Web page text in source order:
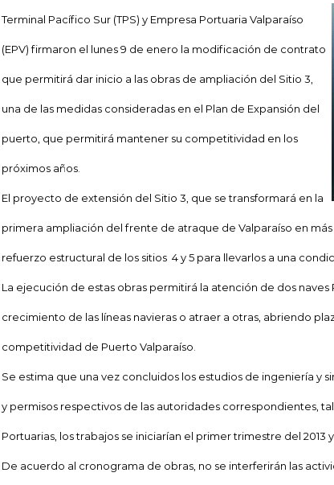
Terminal Pacífico Sur (TPS) y Empresa Portuaria Valparaíso
(EPV) firmaron el lunes 9 de enero la modificación de contrato
que permitirá dar inicio a las obras de ampliación del Sitio 3,
una de las medidas consideradas en el Plan de Expansión del
puerto, que permitirá mantener su competitividad en los
próximos años.
El proyecto de extensión del Sitio 3, que se transformará en la
primera ampliación del frente de atraque de Valparaíso en
refuerzo estructural de los sitios 4 y 5 para llevarlos a una
La ejecución de estas obras permitirá la atención de dos
crecimiento de las líneas navieras o atraer a otras, abriendo
competitividad de Puerto Valparaíso.
Se estima que una vez concluidos los estudios de ingeniería y
y permisos respectivos de las autoridades correspondientes,
Portuarias, los trabajos se iniciarían el primer trimestre del 2013
De acuerdo al cronograma de obras, no se interferirán las